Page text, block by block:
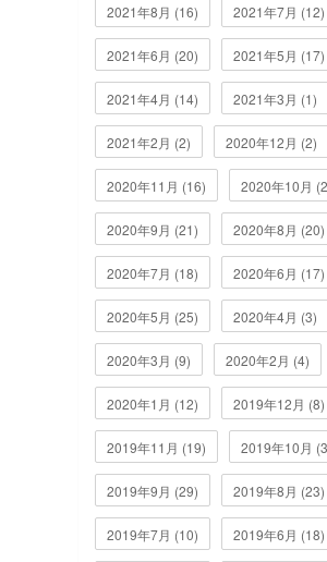
2021年8月 (16) 2021年7月 (12)
2021年6月 (20) 2021年5月 (17)
2021年4月 (14) 2021年3月 (1)
2021年2月 (2) 2020年12月 (2)
2020年11月 (16) 2020年10月
2020年9月 (21) 2020年8月 (20)
2020年7月 (18) 2020年6月 (17)
2020年5月 (25) 2020年4月 (3)
2020年3月 (9) 2020年2月 (4)
2020年1月 (12) 2019年12月 (8)
2019年11月 (19) 2019年10月
2019年9月 (29) 2019年8月 (23)
2019年7月 (10) 2019年6月 (18)